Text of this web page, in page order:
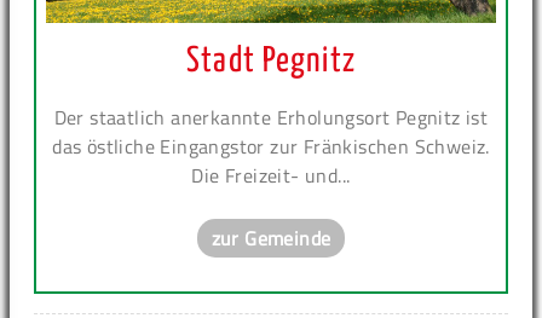
Stadt Pegnitz
Der staatlich anerkannte Erholungsort Pegnitz ist
das östliche Eingangstor zur Fränkischen Schweiz.
Die Freizeit- und...
zur Gemeinde